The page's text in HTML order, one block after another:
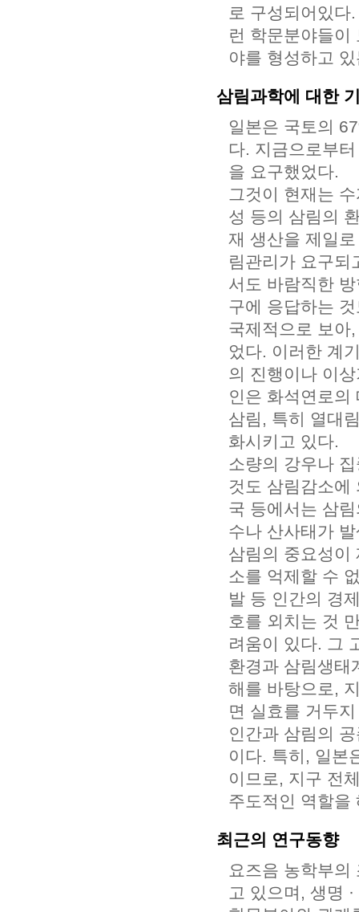
로 구성되어있다
런 학문분야들이
야를 형성하고
삼림과학에 대한
일본은 국토의
다. 지금으로부
을 요구했었다.
그것이 현재는
성 등의 삼림의
재 생산을 제일
림관리가 요구되
서도 바람직한
구에 응답하는
국제적으로 보아
었다. 이러한 계
의 진행이나 이
인은 화석연로의
삼림, 특히 열대
화시키고 있다.
소량의 강우나
것도 삼림감소에
국 등에서는 삼
수나 산사태가
삼림의 중요성이
소를 억제할 수
발 등 인간의 경
호를 외치는 것
려움이 있다. 그
환경과 삼림생태
해를 바탕으로,
면 실효를 거두
인간과 삼림의
이다. 특히, 일본
이므로, 지구 전
주도적인 역할을
최근의 연구동향
요즈음 농학부의
고 있으며, 생명